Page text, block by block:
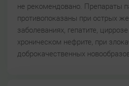
не рекомендовано. Препараты
противопоказаны при острых
заболеваниях, гепатите,
хроническом нефрите, при
доброкачественных